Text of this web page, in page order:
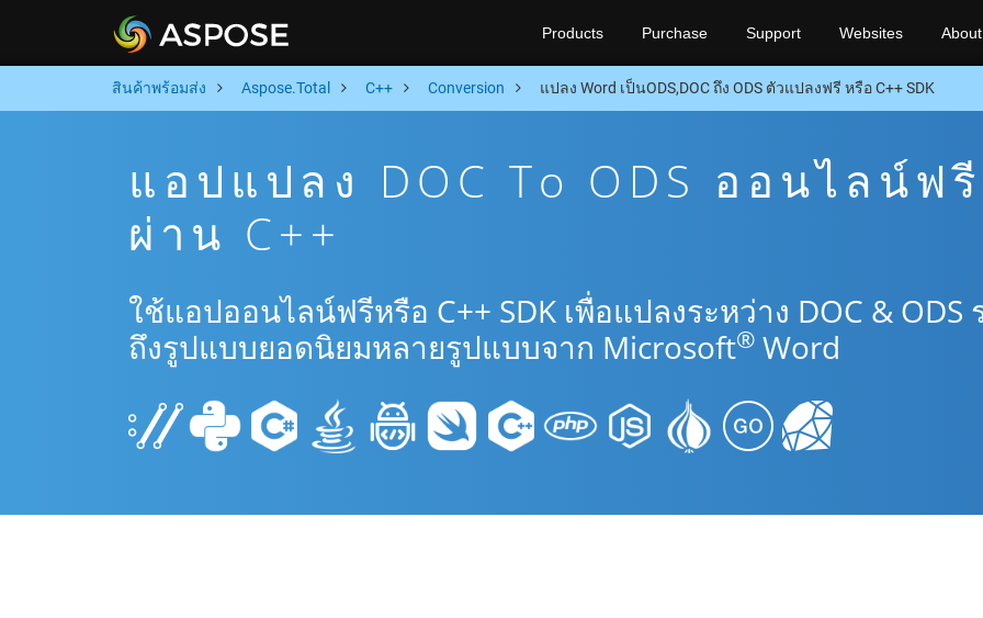
Products Purchase Support Websites About
สินค้าพร้อมส่ง Aspose.Total C++ Conversion แปลง Word เป็นODS,DOC ถึง ODS ตัวแปลงฟรี หรือ C++ SDK
แอปแปลง DOC To ODS ออนไลน์ฟรี
ผ่าน C++
ใช้แอปออนไลน์ฟรีหรือ C++ SDK เพื่อแปลงระหว่าง DOC & ODS
ถึงรูปแบบยอดนิยมหลายรูปแบบจาก Microsoft® Word